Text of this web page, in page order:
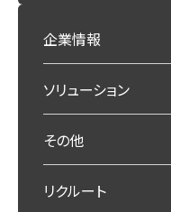
企業情報
ソリューション
その他
リクルート